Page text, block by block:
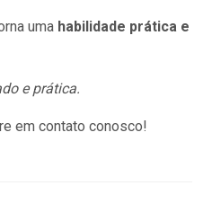
uma habilidade prática e
e prática.
em contato conosco!